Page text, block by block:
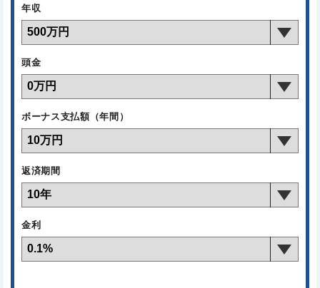
年収
頭金
ボーナス支払額（年間）
返済期間
金利